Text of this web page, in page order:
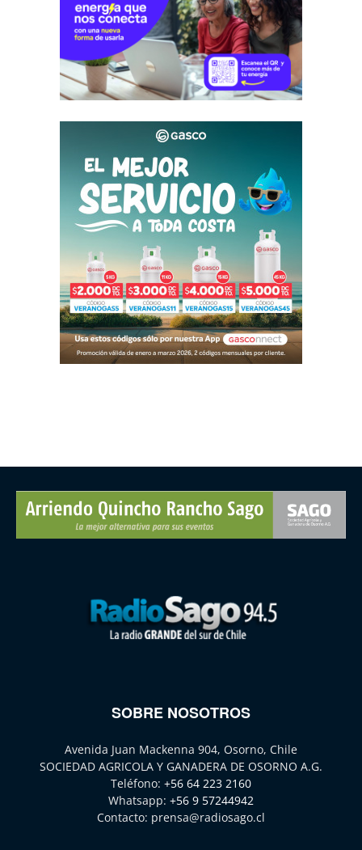
SOBRE NOSOTROS
Avenida Juan Mackenna 904, Osorno, Chile
SOCIEDAD AGRICOLA Y GANADERA DE OSORNO A.G.
Teléfono: +56 64 223 2160
Whatsapp: +56 9 57244942
Contacto: prensa@radiosago.cl